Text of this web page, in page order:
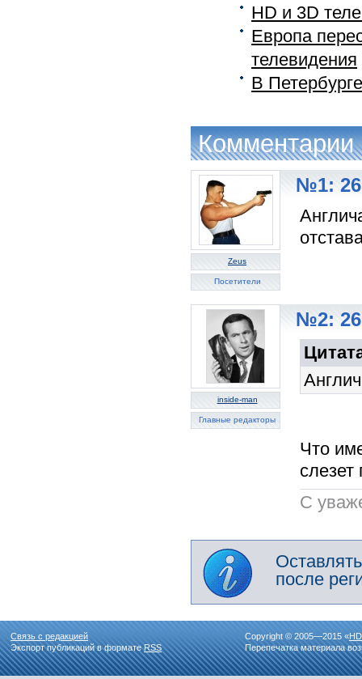
HD и 3D
Европа
телевидения
В
Комментарии
Zeus
Посетители
№1: 26
inside-man
Главные редакторы
№2: 26
Что
C
после
Связь с редакцией
Экспорт публикаций в форматеRSS
Copyright © 2005—2015 «
Перепечатка материала